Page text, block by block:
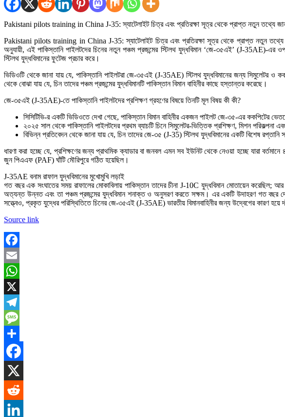
Pakistani pilots training in China J-35: স্যাটেলাইট চিত্র এবং প্রতিরক্ষা সূত্র থেকে প্রাপ্ত নতুন তথ্যে জানা
Pakistani pilots training in China J-35: স্যাটেলাইট চিত্র এবং প্রতিরক্ষা সূত্র থেকে প্রাপ্ত নতুন তথ্যে
অনুযায়ী, এই পাকিস্তানি পাইলটদের চিনের নতুন পঞ্চম প্রজন্মের স্টিলথ যুদ্ধবিমান ‘জে-৩৫এই’ (J-35AE)-এর
স্টিলথ যুদ্ধবিমানের ফুটেজ প্রচার করে।
ভিডিওটি থেকে জানা যায় যে, পাকিস্তানি পাইলটরা জে-৩৫এই (J-35AE) স্টিলথ যুদ্ধবিমানের জন্য সিমুলেটর ও
থেকে বোঝা যায় যে, চিন তাদের পঞ্চম প্রজন্মের যুদ্ধবিমানটি পাকিস্তান বিমান বাহিনীর কাছে হস্তান্তর করেছে।
জে-৩৫এই (J-35AE)-তে পাকিস্তানি পাইলটদের প্রশিক্ষণ গ্রহণের বিষয়ে তিনটি মূল বিষয় কী কী?
সিসিটিভি-র একটি ভিডিওতে দেখা গেছে, পাকিস্তান বিমান বাহিনীর একজন পাইলট জে-৩৫-এর ককপিটের
২০২৫ সাল থেকে পাকিস্তানি পাইলটদের প্রথম ব্যাচটি চিনে সিমুলেটর-ভিত্তিক প্রশিক্ষণ, মিশন
বিভিন্ন প্রতিবেদন থেকে জানা যায় যে, চিন তাদের জে-৩৫ (J-35) স্টিলথ যুদ্ধবিমানের একটি বিশেষ
ধারণা করা হচ্ছে যে, প্রশিক্ষণের জন্য প্রাথমিক ক্যাডার বা জনবল এমন সব ইউনিট থেকে নেওয়া হচ্ছে যারা
জুন পিএএফ (PAF) ঘাঁটি মৌরিপুরে গঠিত হয়েছিল।
J-35AE বনাম রাফাল যুদ্ধবিমানের মুখোমুখি লড়াই
গত বছর এক সংঘাতের সময় রাফালের মোকাবিলায় পাকিস্তান তাদের চীনা J-10C যুদ্ধবিমান মোতায়েন করেছিল;
অত্যন্ত উন্নত এবং তা পঞ্চম প্রজন্মের যুদ্ধবিমান শনাক্ত ও অনুসরণ করতে সক্ষম। এর একটি উদাহরণ গত বছর
সত্ত্বেও, প্রকৃত যুদ্ধের পরিস্থিতিতে চিনের জে-৩৫এই (J-35AE) ভারতীয় বিমানবাহিনীর জন্য উদ্বেগের কারণ হয়ে
Source link
Facebook
Email
WhatsApp
X
Telegram
Message
Share